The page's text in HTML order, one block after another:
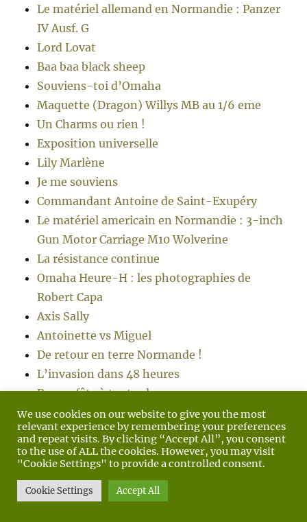
Le matériel allemand en Normandie : Panzer
IV Ausf. G
Lord Lovat
Baa baa black sheep
Souviens-toi d’Omaha
Maquette (Dragon) Willys MB au 1/6 eme
Un Charms ou rien !
Exposition universelle
Lily Marlène
Je me souviens
Commandant Antoine de Saint-Exupéry
Le matériel americain en Normandie : 3-inch
Gun Motor Carriage M10 Wolverine
La résistance continue
Omaha Heure-H : les photographies de
Robert Capa
Axis Sally
Antoinette vs Miguel
De retour en terre Normande !
L’invasion dans 48 heures
Bonne fête à toutes les mamans
Jeep Willys MB 1944
22 mai 1944
21 mai 1944
Les oubliés de la libération
Victory in Europe Day
We use cookies on our website to give you the most
relevant experience by remembering your preferences
and repeat visits. By clicking “Accept All”, you consent
to the use of ALL the cookies. However, you may visit
"Cookie Settings" to provide a controlled consent.
Cookie Settings Accept All